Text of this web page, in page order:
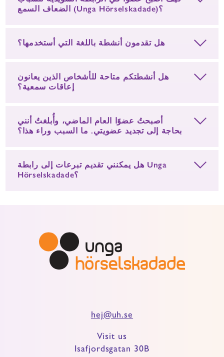
الضعاف السمع (Unga Hörselskadade)؟
هل تقدمون أنشطة باللغة التي أستخدمها؟
هل أنشطتكم متاحة للأشخاص الذين يعانون
إعاقات سمعية؟
أصبحتُ عضوًا العام الماضي، وأُبلغتُ أنني
بحاجة إلى تجديد عضويتي. ما السبب وراء هذا؟
هل يمكنني تقديم تبرعات إلى رابطة Unga
Hörselskadade؟
hej@uh.se
Visit us
Isafjordsgatan 30B